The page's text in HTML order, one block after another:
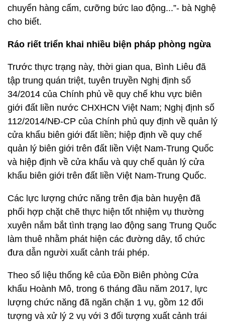
chuyển hàng cấm, cưỡng bức lao động...”- bà Nghệ
cho biết.
Ráo riết triển khai nhiều biện pháp phòng ngừa
Trước thực trạng này, thời gian qua, Bình Liêu đã
tập trung quán triệt, tuyên truyền Nghị định số
34/2014 của Chính phủ về quy chế khu vực biên
giới đất liền nước CHXHCN Việt Nam; Nghị định số
112/2014/NĐ-CP của Chính phủ quy định về quản lý
cửa khẩu biên giới đất liền; hiệp định về quy chế
quản lý biên giới trên đất liền Việt Nam-Trung Quốc
và hiệp định về cửa khẩu và quy chế quản lý cửa
khẩu biên giới trên đất liền Việt Nam-Trung Quốc.
Các lực lượng chức năng trên địa bàn huyện đã
phối hợp chặt chẽ thực hiện tốt nhiệm vụ thường
xuyên nắm bắt tình trạng lao động sang Trung Quốc
làm thuê nhằm phát hiện các đường dây, tổ chức
đưa dẫn người xuất cảnh trái phép.
Theo số liệu thống kê của Đồn Biên phòng Cửa
khẩu Hoành Mô, trong 6 tháng đầu năm 2017, lực
lượng chức năng đã ngăn chặn 1 vụ, gồm 12 đối
tượng và xử lý 2 vụ với 3 đối tượng xuất cảnh trái